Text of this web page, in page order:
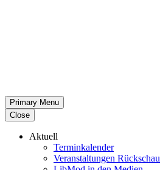
Primary Menu
Close
Aktuell
Termin­ka­lender
Veran­stal­tungen Rückschau